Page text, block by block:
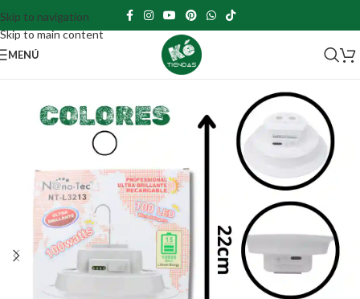
Skip to navigation
Skip to main content
MENÚ